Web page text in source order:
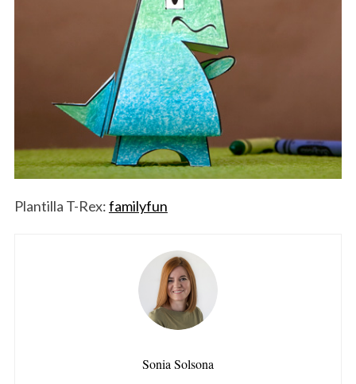
Plantilla T-Rex:familyfun
Sonia Solsona